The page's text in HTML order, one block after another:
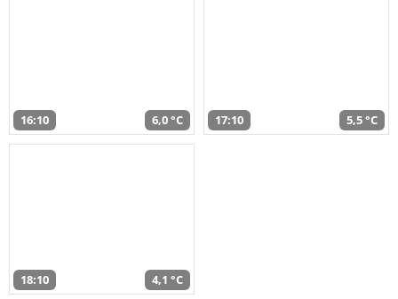
16:10 6,0 °C 17:10 5,5 °C
18:10 4,1 °C